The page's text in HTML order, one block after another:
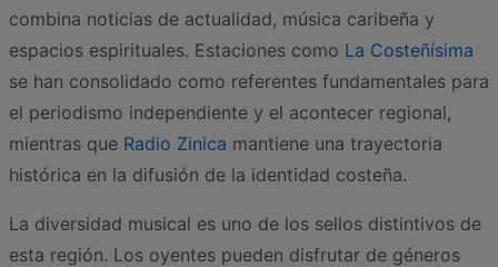
combina noticias de actualidad, música caribeña y
espacios espirituales. Estaciones como La Costeñísima
se han consolidado como referentes fundamentales para
el periodismo independiente y el acontecer regional,
mientras que Radio Zinica mantiene una trayectoria
histórica en la difusión de la identidad costeña.
La diversidad musical es uno de los sellos distintivos de
esta región. Los oyentes pueden disfrutar de géneros